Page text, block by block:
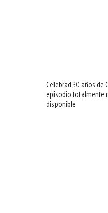
Celebrad 30 años de
episodio totalmente
disponible